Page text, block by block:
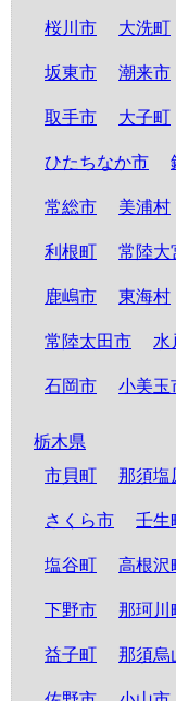
桜川市 大洗町
坂東市 潮来市
取手市 大子町
ひたちなか市
常総市 美浦村
利根町 常陸大
鹿嶋市 東海村
常陸太田市 水
石岡市 小美玉
栃木県
市貝町
那須塩
さくら市 壬生
塩谷町 高根沢
下野市 那珂川
益子町 那須烏